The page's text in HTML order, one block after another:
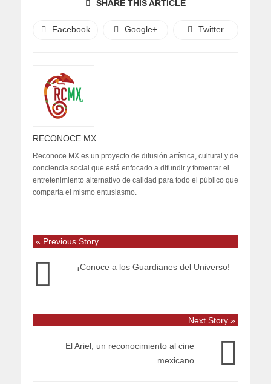
SHARE THIS ARTICLE
Facebook Google+ Twitter
RECONOCE MX
Reconoce MX es un proyecto de difusión artística, cultural y de
conciencia social que está enfocado a difundir y fomentar el
entretenimiento alternativo de calidad para todo el público que
comparta el mismo entusiasmo.
« Previous Story
¡Conoce a los Guardianes del Universo!
Next Story »
El Ariel, un reconocimiento al cine
mexicano